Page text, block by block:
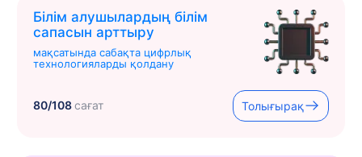
Білім алушылардың білім
сапасын арттыру
мақсатында сабақта цифрлық
технологияларды қолдану
80/108сағат Толығырақ